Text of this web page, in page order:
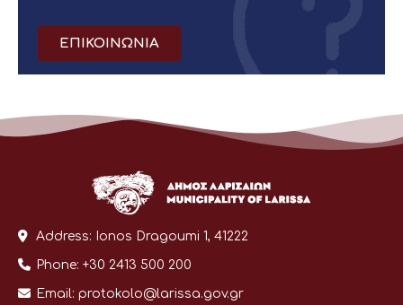
ΕΠΙΚΟΙΝΩΝΙΑ
Address: Ionos Dragoumi 1, 41222
Phone: +30 2413 500 200
Email: protokolo@larissa.gov.gr